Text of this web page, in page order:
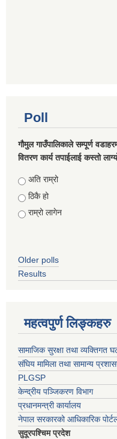
Poll
गौमुल गाउँपालिकाले सम्पूर्ण
वितरण कार्य तपाईलाई कस्तो
Choices
अति राम्रो
ठिकै हो
राम्रो लागेन
Older polls
Results
महत्वपुर्ण लिङ्कहरु
सामाजिक सुरक्षा तथा व्यक्तिगत
संघिय मामिला तथा सामान्य
PLGSP
केन्द्रीय पञ्जिकरण विभाग
प्रधानमन्त्री कार्यालय
नेपाल सरकारको आधिकारिक
सुदूरपश्चिम प्रदेश